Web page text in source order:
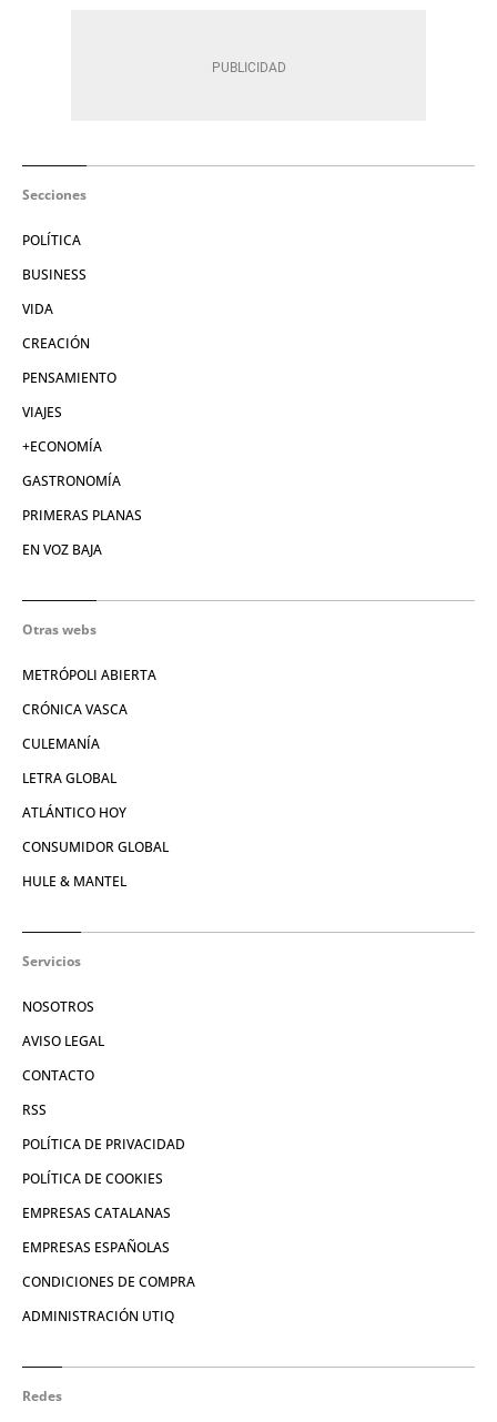
Secciones
POLÍTICA
BUSINESS
VIDA
CREACIÓN
PENSAMIENTO
VIAJES
+ECONOMÍA
GASTRONOMÍA
PRIMERAS PLANAS
EN VOZ BAJA
Otras webs
METRÓPOLI ABIERTA
CRÓNICA VASCA
CULEMANÍA
LETRA GLOBAL
ATLÁNTICO HOY
CONSUMIDOR GLOBAL
HULE & MANTEL
Servicios
NOSOTROS
AVISO LEGAL
CONTACTO
RSS
POLÍTICA DE PRIVACIDAD
POLÍTICA DE COOKIES
EMPRESAS CATALANAS
EMPRESAS ESPAÑOLAS
CONDICIONES DE COMPRA
ADMINISTRACIÓN UTIQ
Redes